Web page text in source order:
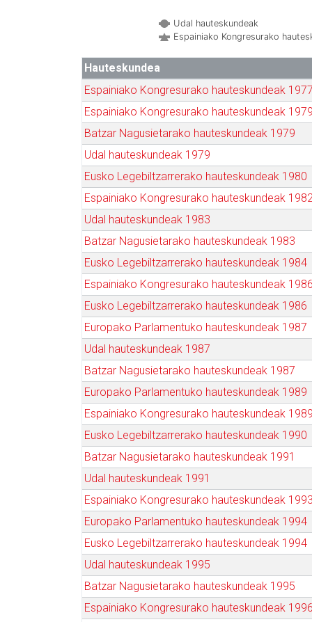
Udal hauteskundeak
Espainiako Kongresurako
Hauteskundea
Espainiako Kongresurako hauteskundeak 1977
Espainiako Kongresurako hauteskundeak 1979
Batzar Nagusietarako hauteskundeak 1979
Udal hauteskundeak 1979
Eusko Legebiltzarrerako hauteskundeak 1980
Espainiako Kongresurako hauteskundeak
Udal hauteskundeak 1983
Batzar Nagusietarako hauteskundeak 1983
Eusko Legebiltzarrerako hauteskundeak 1984
Espainiako Kongresurako hauteskundeak 1986
Eusko Legebiltzarrerako hauteskundeak 1986
Europako Parlamentuko hauteskundeak 1987
Udal hauteskundeak 1987
Batzar Nagusietarako hauteskundeak 1987
Europako Parlamentuko hauteskundeak 1989
Espainiako Kongresurako hauteskundeak 1989
Eusko Legebiltzarrerako hauteskundeak 1990
Batzar Nagusietarako hauteskundeak 1991
Udal hauteskundeak 1991
Espainiako Kongresurako hauteskundeak 1993
Europako Parlamentuko hauteskundeak 1994
Eusko Legebiltzarrerako hauteskundeak 1994
Udal hauteskundeak 1995
Batzar Nagusietarako hauteskundeak 1995
Espainiako Kongresurako hauteskundeak 1996